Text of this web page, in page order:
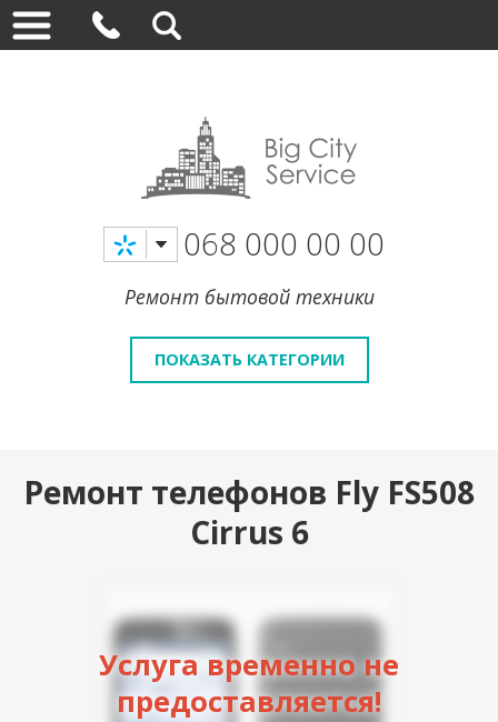
068 000 00 00
Ремонт бытовой техники
ПОКАЗАТЬ КАТЕГОРИИ
Ремонт телефонов Fly FS508
Cirrus 6
Услуга временно не
предоставляется!